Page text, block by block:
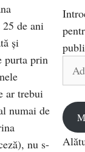
de ani
şi
purta prin
ar trebui
numai de
nu s-
Adresa